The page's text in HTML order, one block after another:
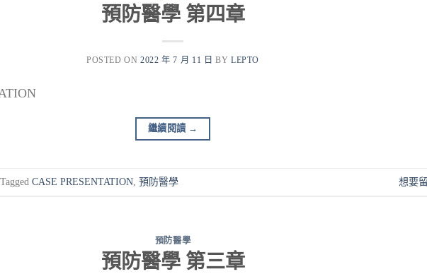
預防醫學 第四章
POSTED ON2022 年 7 月 11 日 BY LEPTO
繼續閱讀 →
Tagged CASE PRESENTATION, 預防醫學 想要
預防醫學
預防醫學 第三章